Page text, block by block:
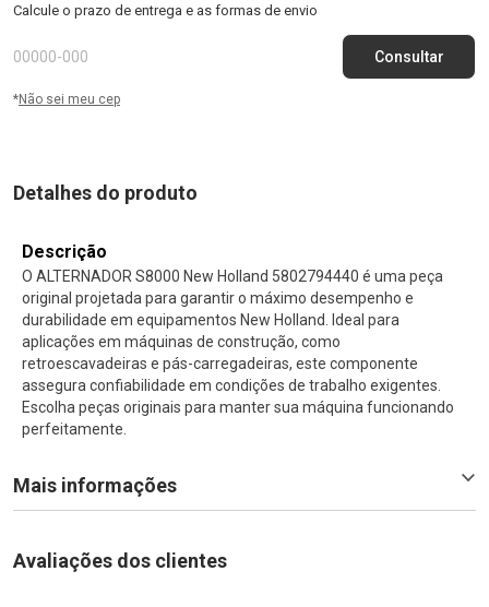
Calcule o prazo de entrega e as formas de envio
*Não sei meu cep
Detalhes do produto
Descrição
O ALTERNADOR S8000 New Holland 5802794440 é uma peça
original projetada para garantir o máximo desempenho e
durabilidade em equipamentos New Holland. Ideal para
aplicações em máquinas de construção, como
retroescavadeiras e pás-carregadeiras, este componente
assegura confiabilidade em condições de trabalho exigentes.
Escolha peças originais para manter sua máquina funcionando
perfeitamente.
Mais informações
Avaliações dos clientes